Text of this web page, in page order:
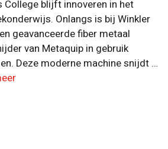
College blijft innoveren in het
Onlangs is bij Winkler
geavanceerde fiber metaal
van Metaquip in gebruik
Deze moderne machine snijdt …